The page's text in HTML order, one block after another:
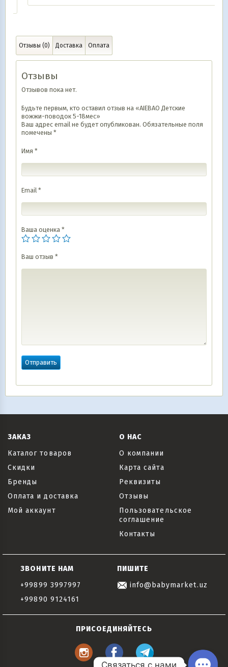
Отзывы (0) Доставка Оплата
Отзывы
Отзывов пока нет.
Будьте первым, кто оставил отзыв на «AIEBAO Детские
вожжи-поводок 5-18мес»
Ваш адрес email не будет опубликован. Обязательные поля
помечены *
Имя *
Email *
Ваша оценка *
Ваш отзыв *
ЗАКАЗ
Каталог товаров
Скидки
Бренды
Оплата и доставка
Мой аккаунт
О НАС
О компании
Карта сайта
Реквизиты
Отзывы
Пользовательское
соглашение
Контакты
ЗВОНИТЕ НАМ
+99899 3997997
+99890 9124161
ПИШИТЕ
info@babymarket.uz
ПРИСОЕДИНЯЙТЕСЬ
Связаться с нами